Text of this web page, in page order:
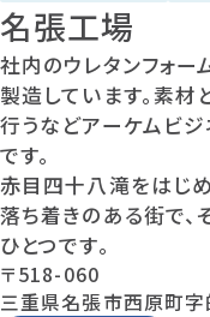
名張工場
社内のウレタンフォ
製造しています。素材
行うなどアーケムビ
です。
赤目四十八滝をはじ
落ち着きのある街で
ひとつです。
〒518-060
三重県名張市西原町